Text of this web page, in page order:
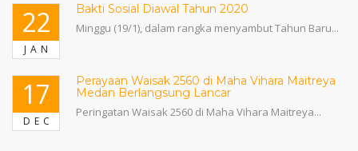
22
JAN
Bakti Sosial Diawal Tahun 2020
Minggu (19/1), dalam rangka menyambut Tahun Baru...
17
DEC
Perayaan Waisak 2560 di Maha Vihara Maitreya
Medan Berlangsung Lancar
Peringatan Waisak 2560 di Maha Vihara Maitreya...